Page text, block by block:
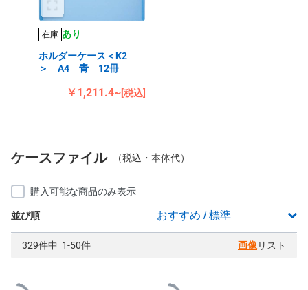
在庫 あり
ホルダーケース＜K2
＞ A4 青 12冊
￥1,211.4~[税込]
ケースファイル （税込・本体代）
購入可能な商品のみ表示
並び順
329件中 1-50件 画像リスト